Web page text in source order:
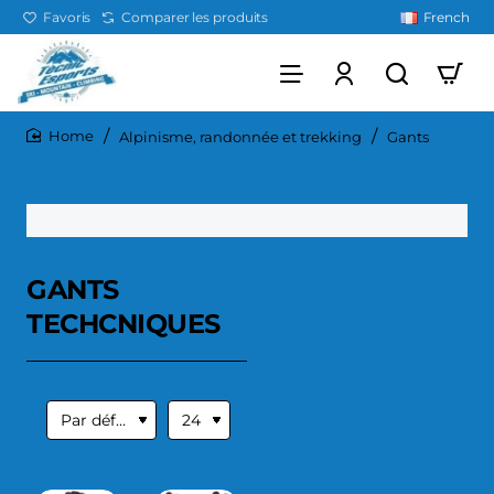
Favoris Comparer les produits French
Alpinisme, randonnée et trekking Gants
GANTS
TECHCNIQUES